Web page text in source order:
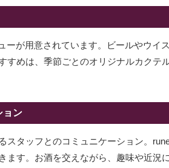
ーが用意されています。ビールやウイ
すめは、季節ごとのオリジナルカクテ
ョン
スタッフとのコミュニケーション。
ます。お酒を交えながら、趣味や近況